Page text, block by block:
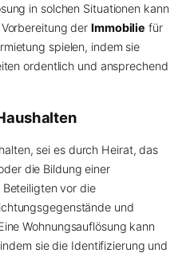
in solchen Situationen kann
der Immobilie für
spielen, indem sie
ordentlich und ansprechend
sei es durch Heirat, das
die Bildung einer
vor die
und
Wohnungsauflösung kann
sie die Identifizierung und